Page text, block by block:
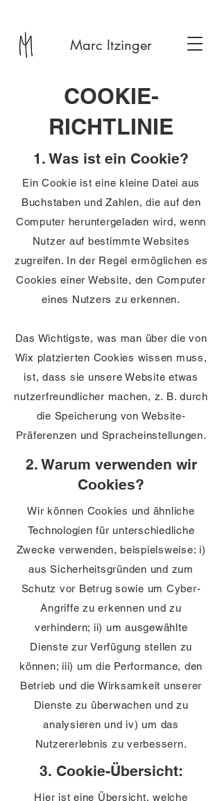
Marc Itzinger
COOKIE-
RICHTLINIE
1. Was ist ein Cookie?
Ein Cookie ist eine kleine Datei aus
Buchstaben und Zahlen, die auf den
Computer heruntergeladen wird, wenn
Nutzer auf bestimmte Websites
zugreifen. In der Regel ermöglichen es
Cookies einer Website, den Computer
eines Nutzers zu erkennen.
Das Wichtigste, was man über die von
Wix platzierten Cookies wissen muss,
ist, dass sie unsere Website etwas
nutzerfreundlicher machen, z. B. durch
die Speicherung von Website-
Präferenzen und Spracheinstellungen.
2. Warum verwenden wir
Cookies?
Wir können Cookies und ähnliche
Technologien für unterschiedliche
Zwecke verwenden, beispielsweise: i)
aus Sicherheitsgründen und zum
Schutz vor Betrug sowie um Cyber-
Angriffe zu erkennen und zu
verhindern; ii) um ausgewählte
Dienste zur Verfügung stellen zu
können; iii) um die Performance, den
Betrieb und die Wirksamkeit unserer
Dienste zu überwachen und zu
analysieren und iv) um das
Nutzererlebnis zu verbessern.
3. Cookie-Übersicht:
Hier ist eine Übersicht, welche